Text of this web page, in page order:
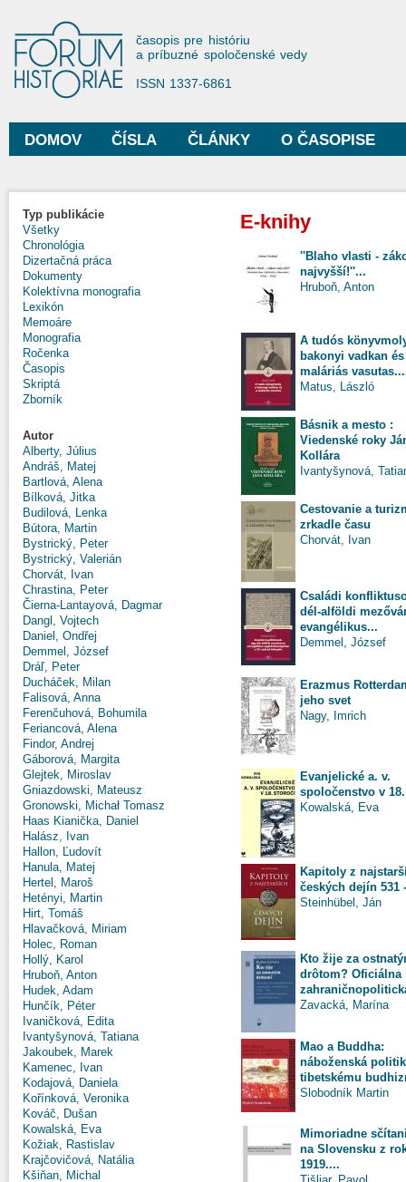
Forum Historiae
časopis pre históriu
a príbuzné spoločenské vedy
ISSN 1337-6861
Hlavné menu
DOMOV ČÍSLA ČLÁNKY O ČASOPISE
Typ publikácie
Všetky
Chronológia
Dizertačná práca
Dokumenty
Kolektívna monografia
Lexikón
Memoáre
Monografia
Ročenka
Časopis
Skriptá
Zborník
Autor
Alberty, Július
Andráš, Matej
Bartlová, Alena
Bílková, Jitka
Budilová, Lenka
Bútora, Martin
Bystrický, Peter
Bystrický, Valerián
Chorvát, Ivan
Chrastina, Peter
Čierna-Lantayová, Dagmar
Dangl, Vojtech
Daniel, Ondřej
Demmel, József
Dráľ, Peter
Ducháček, Milan
Falisová, Anna
Ferenčuhová, Bohumila
Feriancová, Alena
Findor, Andrej
Gáborová, Margita
Glejtek, Miroslav
Gniazdowski, Mateusz
Gronowski, Michał Tomasz
Haas Kianička, Daniel
Halász, Ivan
Hallon, Ľudovít
Hanula, Matej
Hertel, Maroš
Hetényi, Martin
Hirt, Tomáš
Hlavačková, Miriam
Holec, Roman
Hollý, Karol
Hruboň, Anton
Hudek, Adam
Hunčík, Péter
Ivaničková, Edita
Ivantyšynová, Tatiana
Jakoubek, Marek
Kamenec, Ivan
Kodajová, Daniela
Kořínková, Veronika
Kováč, Dušan
Kowalská, Eva
Kožiak, Rastislav
Krajčovičová, Natália
Kšiňan, Michal
E-knihy
''Blaho vlasti -
najvyšší!''...
Hruboň, Anton
A tudós
bakonyi vadkan és
maláriás
Matus, László
Básnik a mesto :
Viedenské roky
Kollára
Ivantyšynová,
Cestovanie a
zrkadle času
Chorvát, Ivan
Családi
dél-alföldi
evangélikus...
Demmel, József
Erazmus
jeho svet
Nagy, Imrich
Evanjelické a. v.
spoločenstvo v
Kowalská, Eva
Kapitoly z
českých dejín 531
Steinhübel, Ján
Kto žije za
drôtom? Oficiálna
Zavacká, Marína
Mao a Buddha:
náboženská
tibetskému
Slobodník Martin
Mimoriadne
na Slovensku z
1919....